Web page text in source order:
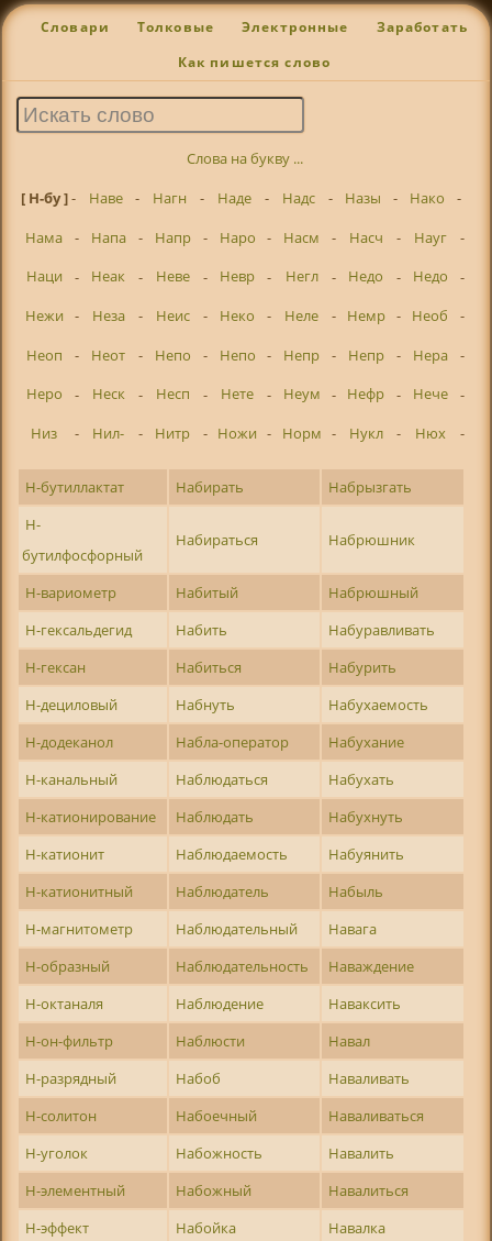
Словари Толковые Электронные Заработать
Как пишется слово
Слова на букву ...
[ Н-бу ]- Наве - Нагн - Наде - Надс - Назы - Нако
-
Нама
- Напа - Напр - Наро - Насм - Насч - Науг
-
Наци
- Неак - Неве - Невр - Негл - Недо - Недо
-
Нежи
- Неза - Неис - Неко - Неле - Немр - Необ
-
Неоп
- Неот - Непо - Непо - Непр - Непр - Нера
-
Неро
- Неск - Несп - Нете - Неум - Нефр - Нече
-
Низ
- Нил- - Нитр - Ножи - Норм - Нукл - Нюх -
Н-бутиллактат Набирать
Набрызгать
Н-
бутилфосфорный
Набираться Набрюшник
Н-вариометр Набитый
Набрюшный
Н-гексальдегид
Набить
Набуравливать
Н-гексан
Набиться
Набурить
Н-дециловый
Набнуть
Набухаемость
Н-додеканол
Набла-оператор
Набухание
Н-канальный
Наблюдаться
Набухать
Н-катионирование
Наблюдать
Набухнуть
Н-катионит
Наблюдаемость
Набуянить
Н-катионитный
Наблюдатель
Набыль
Н-магнитометр
Наблюдательный
Навага
Н-образный
Наблюдательность
Наваждение
Н-октаналя
Наблюдение
Наваксить
Н-он-фильтр
Наблюсти
Навал
Н-разрядный
Набоб
Наваливать
Н-солитон
Набоечный
Наваливаться
Н-уголок
Набожность
Навалить
Н-элементный
Набожный
Навалиться
Н-эффект
Набойка
Навалка